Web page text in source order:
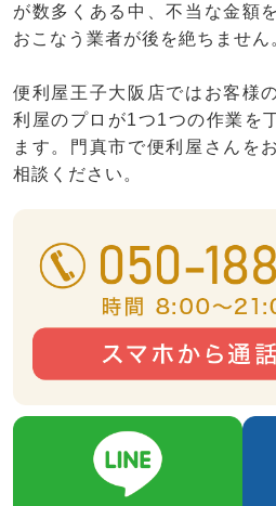
が数多くある中、不当な金額
おこなう業者が後を絶ちません
便利屋王子大阪店ではお客様
利屋のプロが1つ1つの作業を
ます。門真市で便利屋さんを
相談ください。